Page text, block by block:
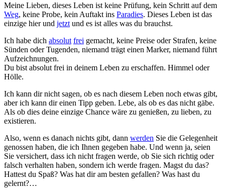
Meine Lieben, dieses Leben ist keine Prüfung, kein Schritt auf dem
Weg, keine Probe, kein Auftakt ins Paradies. Dieses Leben ist das
einzige hier und jetzt und es ist alles was du brauchst.
Ich habe dich absolut frei gemacht, keine Preise oder Strafen, keine
Sünden oder Tugenden, niemand trägt einen Marker, niemand führt
Aufzeichnungen.
Du bist absolut frei in deinem Leben zu erschaffen. Himmel oder
Hölle.
Ich kann dir nicht sagen, ob es nach diesem Leben noch etwas gibt,
aber ich kann dir einen Tipp geben. Lebe, als ob es das nicht gäbe.
Als ob dies deine einzige Chance wäre zu genießen, zu lieben, zu
existieren.
Also, wenn es danach nichts gibt, dann werden Sie die Gelegenheit
genossen haben, die ich Ihnen gegeben habe. Und wenn ja, seien
Sie versichert, dass ich nicht fragen werde, ob Sie sich richtig oder
falsch verhalten haben, sondern ich werde fragen. Magst du das?
Hattest du Spaß? Was hat dir am besten gefallen? Was hast du
gelernt?…